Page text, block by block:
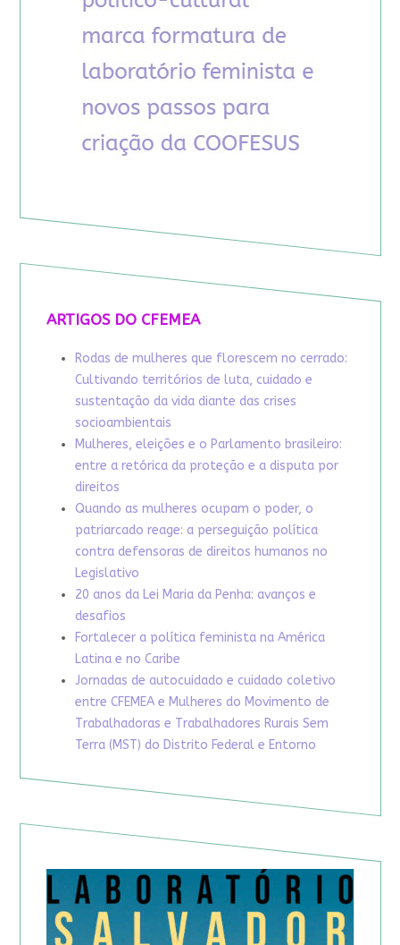
ARTIGOS DO CFEMEA
Rodas de mulheres que florescem no cerrado:
Cultivando territórios de luta, cuidado e
sustentação da vida diante das crises
socioambientais
Mulheres, eleições e o Parlamento brasileiro:
entre a retórica da proteção e a disputa por
direitos
Quando as mulheres ocupam o poder, o
patriarcado reage: a perseguição política
contra defensoras de direitos humanos no
Legislativo
20 anos da Lei Maria da Penha: avanços e
desafios
Fortalecer a política feminista na América
Latina e no Caribe
Jornadas de autocuidado e cuidado coletivo
entre CFEMEA e Mulheres do Movimento de
Trabalhadoras e Trabalhadores Rurais Sem
Terra (MST) do Distrito Federal e Entorno